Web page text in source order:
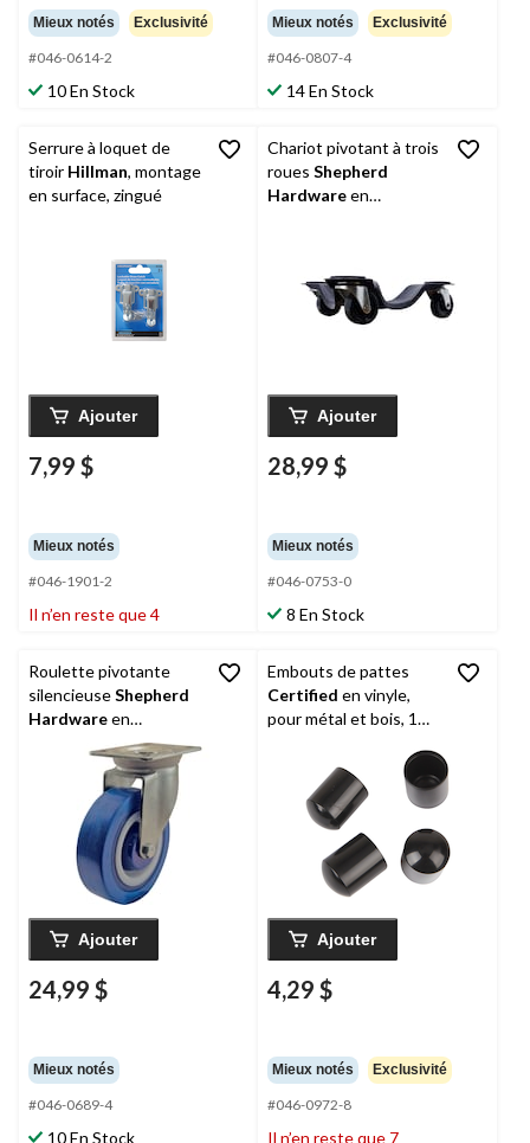
Mieux notés Exclusivité
#046-0614-2
10 En Stock
Mieux notés Exclusivité
#046-0807-4
14 En Stock
Serrure à loquet de
tiroir Hillman, montage
en surface, zingué
Ajouter
7,99 $
Mieux notés
#046-1901-2
Il n’en reste que 4
Chariot pivotant à trois
roues Shepherd
Hardwareen
Ajouter
28,99 $
Mieux notés
#046-0753-0
8 En Stock
Roulette pivotante
silencieuseShepherd
Hardwareen
caoutchouc, non
marquante, capacité de
440 lb, bleu, 5 po
Ajouter
24,99 $
Mieux notés
#046-0689-4
10 En Stock
Embouts de pattes
Certified en vinyle,
pour métal et bois, 1
Ajouter
4,29 $
Mieux notés Exclusivité
#046-0972-8
Il n’en reste que 7